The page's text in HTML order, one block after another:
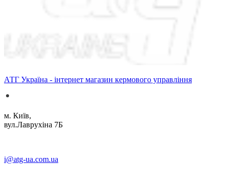
АТГ Україна - інтернет магазин кермового управління
м. Київ,
вул.Лаврухіна 7Б
i@atg-ua.com.ua